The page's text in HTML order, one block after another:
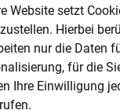
Website setzt
Hierbei
nur die Daten
für die
Ihre Einwilligung